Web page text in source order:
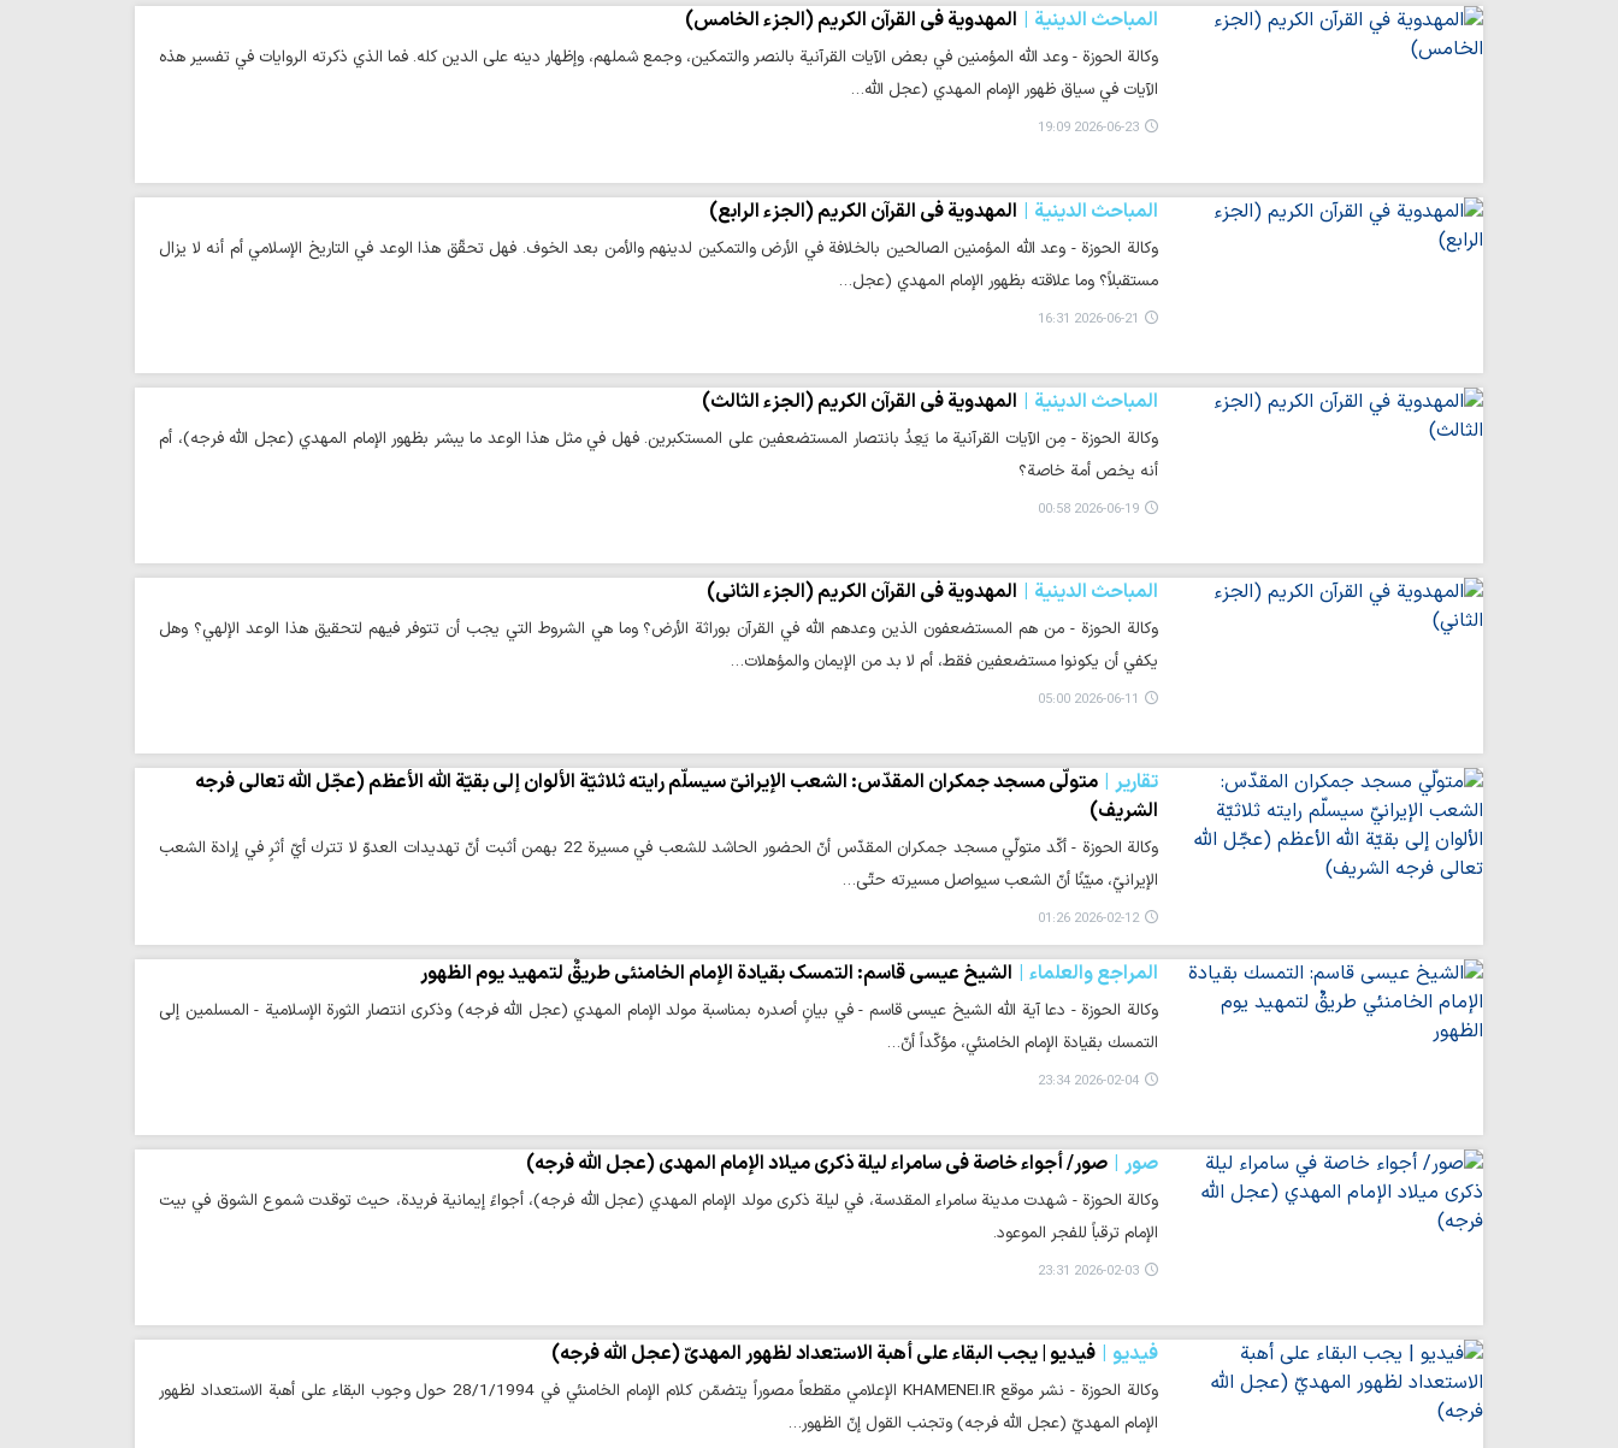
المباحث الدينية المهدوية في القرآن الكريم (الجزء الخامس)
وكالة الحوزة - وعد الله المؤمنين في بعض الآيات القرآنية بالنصر والتمكين، وجمع شملهم، وإظهار دينه على الدين كله. فما الذي ذكرته الروايات في تفسير هذه
الآيات في سياق ظهور الإمام المهدي (عجل الله…
2026-06-23 19:09
المباحث الدينية المهدوية في القرآن الكريم (الجزء الرابع)
وكالة الحوزة - وعد الله المؤمنين الصالحين بالخلافة في الأرض والتمكين لدينهم والأمن بعد الخوف. فهل تحقّق هذا الوعد في التاريخ الإسلامي أم أنه لا يزال
مستقبلاً؟ وما علاقته بظهور الإمام المهدي (عجل…
2026-06-21 16:31
المباحث الدينية المهدوية في القرآن الكريم (الجزء الثالث)
وكالة الحوزة - مِن الآيات القرآنية ما يَعِدُ بانتصار المستضعفين على المستكبرين. فهل في مثل هذا الوعد ما يبشر بظهور الإمام المهدي (عجل الله فرجه)، أم
أنه يخص أمة خاصة؟
2026-06-19 00:58
المباحث الدينية المهدوية في القرآن الكريم (الجزء الثاني)
وكالة الحوزة - من هم المستضعفون الذين وعدهم الله في القرآن بوراثة الأرض؟ وما هي الشروط التي يجب أن تتوفر فيهم لتحقيق هذا الوعد الإلهي؟ وهل
يكفي أن يكونوا مستضعفين فقط، أم لا بد من الإيمان والمؤهلات…
2026-06-11 05:00
تقارير متولّي مسجد جمكران المقدّس: الشعب الإيرانيّ سيسلّم رايته ثلاثيّة الألوان إلى بقيّة اللّه الأعظم (عجّل اللّه تعالى فرجه
الشريف)
وكالة الحوزة - أكّد متولّي مسجد جمكران المقدّس أنّ الحضور الحاشد للشعب في مسيرة 22 بهمن أثبت أنّ تهديدات العدوّ لا تترك أيّ أثرٍ في إرادة الشعب
الإيرانيّ، مبيّنًا أنّ الشعب سيواصل مسيرته حتّى…
2026-02-12 01:26
المراجع والعلماء الشيخ عيسى قاسم: التمسك بقيادة الإمام الخامنئي طريقٌ لتمهيد يوم الظهور
وكالة الحوزة - دعا آية الله الشيخ عيسى قاسم - في بيانٍ أصدره بمناسبة مولد الإمام المهدي (عجل الله فرجه) وذكرى انتصار الثورة الإسلامية - المسلمين إلى
التمسك بقيادة الإمام الخامنئي، مؤكّداً أنّ…
2026-02-04 23:34
صور صور/ أجواء خاصة في سامراء ليلة ذكرى ميلاد الإمام المهدي (عجل الله فرجه)
وكالة الحوزة - شهدت مدينة سامراء المقدسة، في ليلة ذكرى مولد الإمام المهدي (عجل الله فرجه)، أجواءً إيمانية فريدة، حيث توقدت شموع الشوق في بيت
الإمام ترقباً للفجر الموعود.
2026-02-03 23:31
فیدیو فيديو | يجب البقاء على أهبة الاستعداد لظهور المهديّ (عجل الله فرجه)
وكالة الحوزة - نشر موقع KHAMENEI.IR الإعلامي مقطعاً مصوراً يتضمّن كلام الإمام الخامنئي في 28/1/1994 حول وجوب البقاء على أهبة الاستعداد لظهور
الإمام المهديّ (عجل الله فرجه) وتجنب القول إنّ الظهور…